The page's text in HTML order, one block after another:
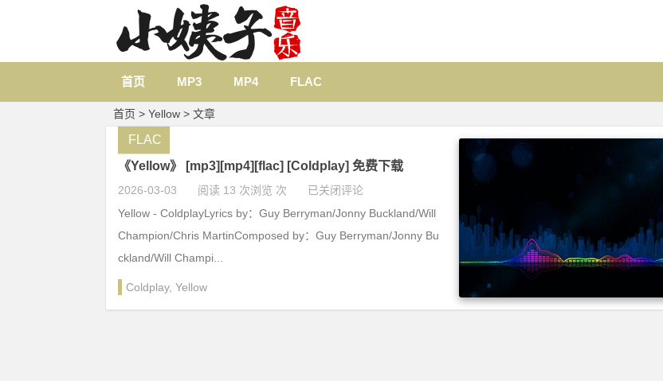
首页 MP3 MP4 FLAC
首页 > Yellow > 文章
《Yellow》 [mp3][mp4][flac] [Coldplay] 免费下载
2026-03-03 阅读 13 次浏览 次 已关闭评论
FLAC
Yellow - ColdplayLyrics by：Guy Berryman/Jonny Buckland/Will
Champion/Chris MartinComposed by：Guy Berryman/Jonny Bu
ckland/Will Champi...
Coldplay, Yellow